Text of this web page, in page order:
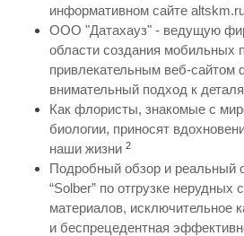
информативном сайте
ООО "Датахауз" - ведущую
области создания мобильных
привлекательным веб-сайтом
внимательный подход к
Как флористы, знакомые с
биологии, приносят
наши жизни 2
Подробный обзор и реальный
“Solber” по отгрузке нерудных
материалов, исключительное
и беспрецедентная